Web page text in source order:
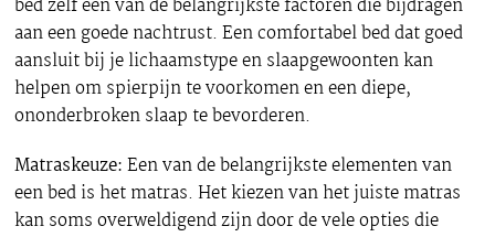
bed zelf een van de belangrijkste factoren die bijdragen
aan een goede nachtrust. Een comfortabel bed dat goed
aansluit bij je lichaamstype en slaapgewoonten kan
helpen om spierpijn te voorkomen en een diepe,
ononderbroken slaap te bevorderen.
Matraskeuze: Een van de belangrijkste elementen van
een bed is het matras. Het kiezen van het juiste matras
kan soms overweldigend zijn door de vele opties die